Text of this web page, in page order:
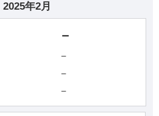
2025年2月
－
－
－
－